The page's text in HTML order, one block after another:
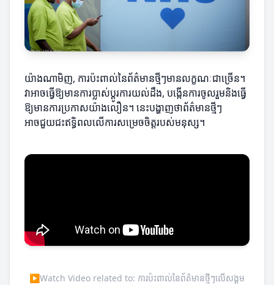
យ៉ាងណាមិញ, ការប៉ះពាល់នៃព័ត៌មានថ្មីៗមានលក្ខណៈជាច្រើន។
វាអាចធ្វើឱ្យមានការប្លាស់ប្តូរការយល់ដឹង, បង្កើនការចូលរួមនិងធ្វើ
ឱ្យមានការប្រកាសយ៉ាងលឿន។ នេះបង្ហាញថាព័ត៌មានថ្មីៗ
អាចជួយជះឥទ្ធិពលលើការសម្រេចចិត្តរបស់មនុស្ស។
▶Watch Video related to: ការប៉ះពាល់នៃព័ត៌មានថ្មីៗលើសង្គម